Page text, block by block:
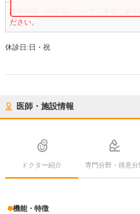
診療時間・内容等について、事前に必ず
ださい。
休診日:日・祝
医師・施設情報
ドクター紹介 専門分野・得意分
機能・特徴